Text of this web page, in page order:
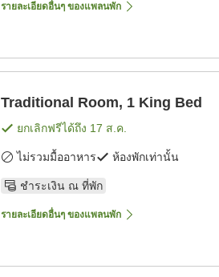
รายละเอียดอื่นๆ ของแพลนพัก
Traditional Room, 1 King Bed
ยกเลิกฟรีได้ถึง 17 ส.ค.
ไม่รวมมื้ออาหาร ห้องพักเท่านั้น
ชำระเงิน ณ ที่พัก
รายละเอียดอื่นๆ ของแพลนพัก